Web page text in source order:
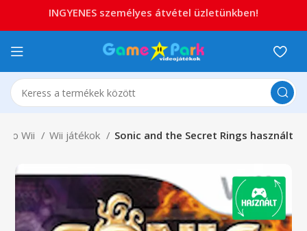
Wii Wii játékok Sonic and the Secret Rings használt
INGYENES személyes átvétel üzletünkben!